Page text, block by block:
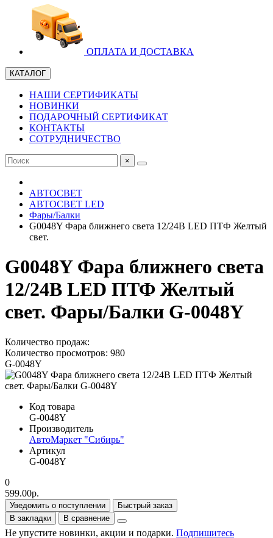
ОПЛАТА И ДОСТАВКА
КАТАЛОГ
НАШИ СЕРТИФИКАТЫ
НОВИНКИ
ПОДАРОЧНЫЙ СЕРТИФИКАТ
КОНТАКТЫ
СОТРУДНИЧЕСТВО
×
АВТОСВЕТ
АВТОСВЕТ LED
Фары/Балки
G0048Y Фара ближнего света 12/24В LED ПТФ Желтый
свет.
G0048Y Фара ближнего света
12/24В LED ПТФ Желтый
свет. Фары/Балки G-0048Y
Количество продаж:
Количество просмотров: 980
G-0048Y
Код товара
G-0048Y
Производитель
АвтоМаркет "Сибирь"
Артикул
G-0048Y
0
599.00р.
Уведомить о поступлении
Быстрый заказ
В закладки
В сравнение
Не упустите новинки, акции и подарки. Подпишитесь